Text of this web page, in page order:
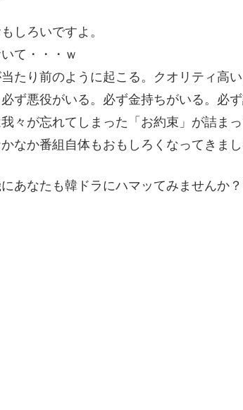
しろいですよ。
て・・・ｗ
たり前のように起こる。クオリティ高
ず悪役がいる。必ず金持ちがいる。必
々が忘れてしまった「お約束」が詰まっ
なか番組自体もおもしろくなってきまし
あなたも韓ドラにハマッてみませんか？